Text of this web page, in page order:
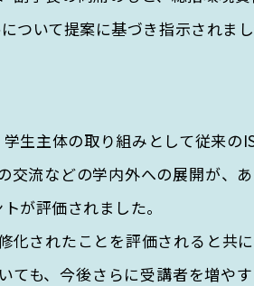
いて提案に基づき指示されまし
生主体の取り組みとして従来の
流などの学内外への展開が、
が評価されました。
されたことを評価されると共
も、今後さらに受講者を増や